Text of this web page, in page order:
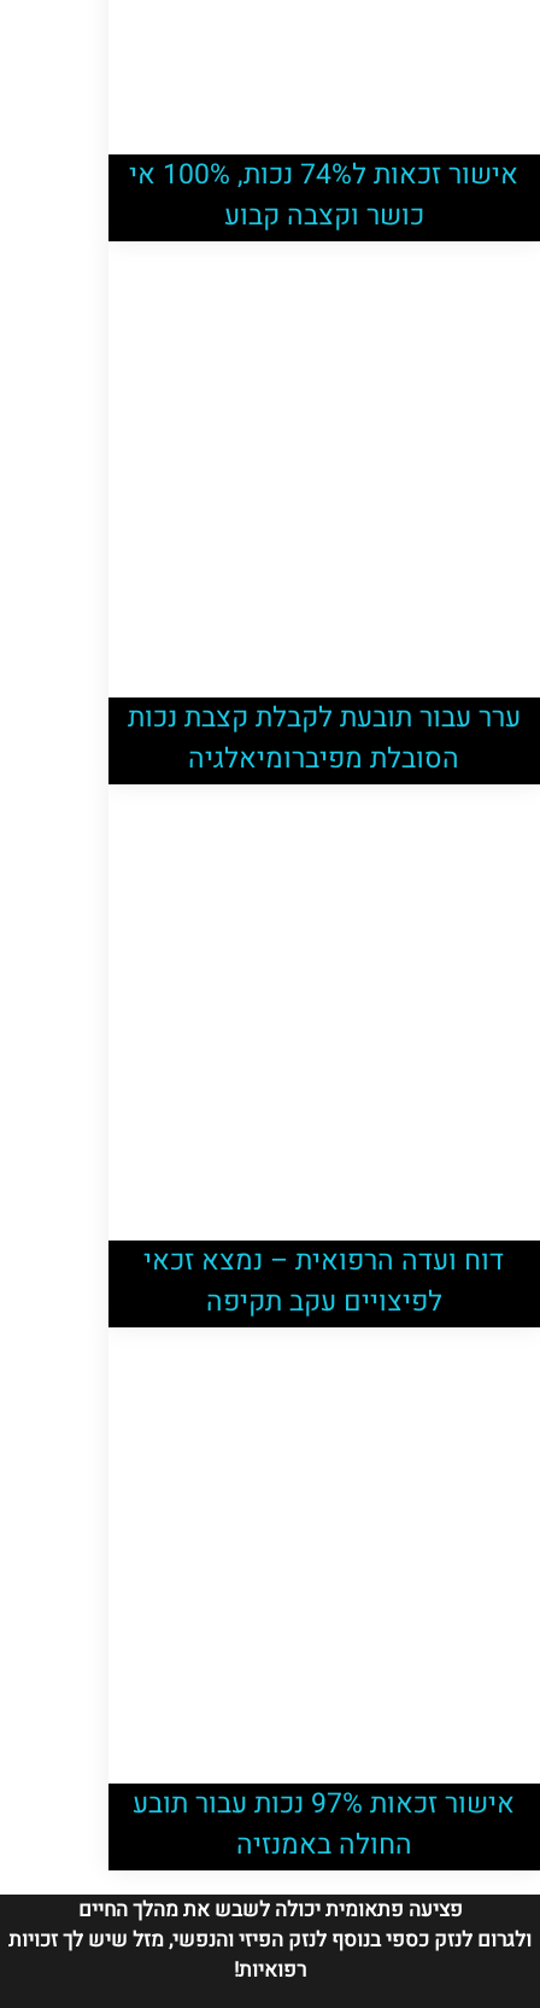
אישור זכאות ל74% נכות, 100% אי
כושר וקצבה קבוע
ערר עבור תובעת לקבלת קצבת נכות
הסובלת מפיברומיאלגיה
דוח ועדה הרפואית – נמצא זכאי
לפיצויים עקב תקיפה
אישור זכאות 97% נכות עבור תובע
החולה באמנזיה
פציעה פתאומית יכולה לשבש את מהלך החיים
ולגרום לנזק כספי בנוסף לנזק הפיזי והנפשי, מזל שיש לך זכויות
רפואיות!